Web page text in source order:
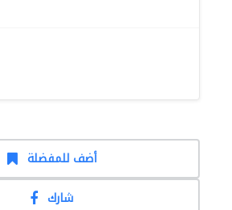
أضف للمفضلة
شارك